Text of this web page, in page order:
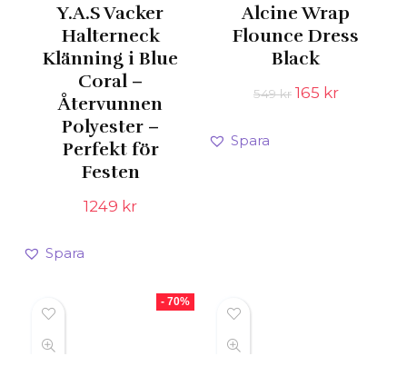
Y.A.S Vacker
Halterneck
Klänning i Blue
Coral –
Återvunnen
Polyester –
Perfekt för
Festen
1249 kr
Spara
Alcine Wrap
Flounce Dress
Black
549kr Det
165 krDet
Spara
- 70%